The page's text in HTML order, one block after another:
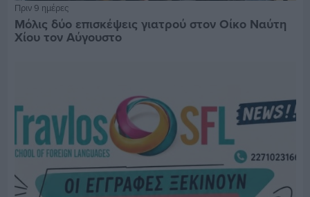
Πριν 9 ημέρες
Μόλις δύο επισκέψεις γιατρού στον Οίκο Ναύτη
Χίου τον Αύγουστο